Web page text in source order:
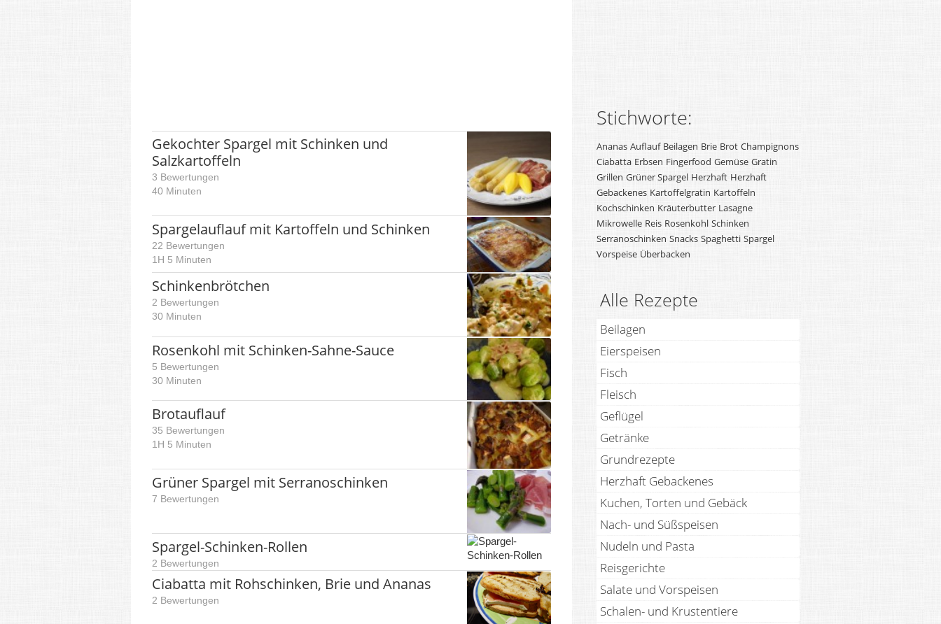
Gekochter Spargel mit Schinken und
Salzkartoffeln
3 Bewertungen
40 Minuten
Spargelauflauf mit Kartoffeln und Schinken
22 Bewertungen
1H 5 Minuten
Schinkenbrötchen
2 Bewertungen
30 Minuten
Rosenkohl mit Schinken-Sahne-Sauce
5 Bewertungen
30 Minuten
Brotauflauf
35 Bewertungen
1H 5 Minuten
Grüner Spargel mit Serranoschinken
7 Bewertungen
Spargel-Schinken-Rollen
2 Bewertungen
Ciabatta mit Rohschinken, Brie und Ananas
2 Bewertungen
Stichworte:
Ananas Auflauf Beilagen Brie Brot Champignons
Ciabatta Erbsen Fingerfood Gemüse Gratin
Grillen Grüner Spargel Herzhaft Herzhaft
Gebackenes Kartoffelgratin Kartoffeln
Kochschinken Kräuterbutter Lasagne
Mikrowelle Reis Rosenkohl Schinken
Serranoschinken Snacks Spaghetti Spargel
Vorspeise Überbacken
Alle Rezepte
Beilagen
Eierspeisen
Fisch
Fleisch
Geflügel
Getränke
Grundrezepte
Herzhaft Gebackenes
Kuchen, Torten und Gebäck
Nach- und Süßspeisen
Nudeln und Pasta
Reisgerichte
Salate und Vorspeisen
Schalen- und Krustentiere